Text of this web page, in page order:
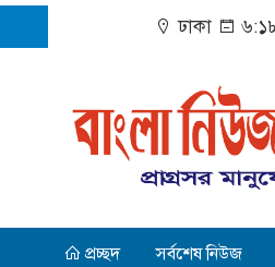
ঢাকা
প্রচ্ছদ সর্বশেষ নিউজ